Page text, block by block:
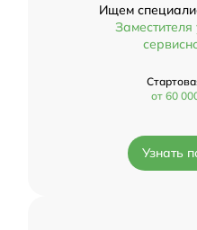
Ищем
от 60
Узнать